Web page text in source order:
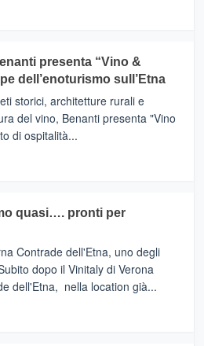
presenta “Vino &
dell’enoturismo sull’Etna
storici, architetture rurali e
del vino, Benanti presenta "Vino
di ospitalità...
quasi…. pronti per
Contrade dell'Etna, uno degli
dopo il Vinitaly di Verona
dell'Etna, nella location già...